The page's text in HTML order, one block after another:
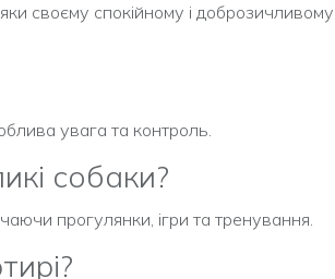
своєму спокійному і доброзичливому
увага та контроль.
собаки?
прогулянки, ігри та тренування.